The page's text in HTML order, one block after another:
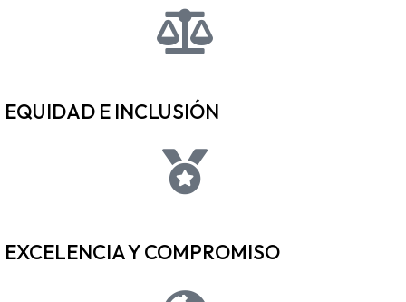
EQUIDAD E INCLUSIÓN
EXCELENCIA Y COMPROMISO